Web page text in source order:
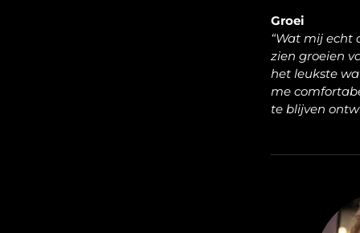
Groei
“Wat mij echt
zien groeien
het leukste
me
te blijven